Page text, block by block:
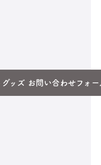
グッズ お問い合わせフォー